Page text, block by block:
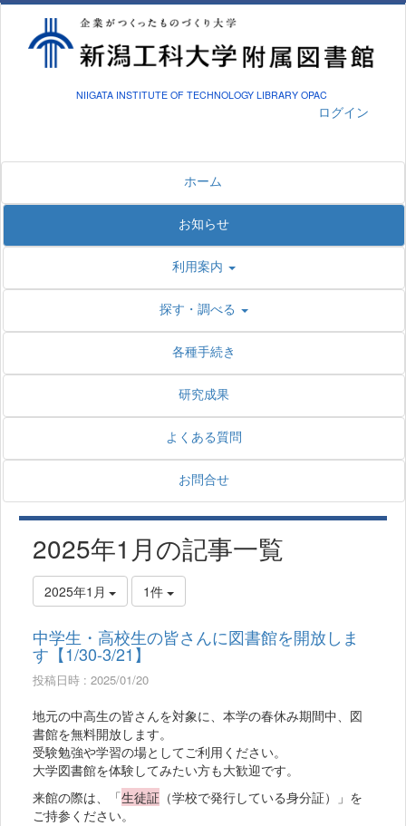
NIIGATA INSTITUTE OF TECHNOLOGY LIBRARY OPAC
ログイン
ホーム
お知らせ
利用案内
探す・調べる
各種手続き
研究成果
よくある質問
お問合せ
2025年1月の記事一覧
2025年1月 1件
中学生・高校生の皆さんに図書館を開放しま
す【1/30-3/21】
投稿日時 : 2025/01/20
地元の中高生の皆さんを対象に、本学の春休み期間中、図
書館を無料開放します。
受験勉強や学習の場としてご利用ください。
大学図書館を体験してみたい方も大歓迎です。
来館の際は、「生徒証 （学校で発行している身分証）」を
ご持参ください。